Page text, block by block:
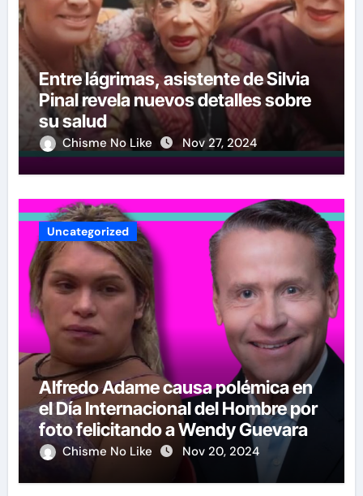
Entre lágrimas, asistente de Silvia
Pinal revela nuevos detalles sobre
su salud
Chisme No Like Nov 27, 2024
Uncategorized
Alfredo Adame causa polémica en
el Día Internacional del Hombre por
foto felicitando a Wendy Guevara
Chisme No Like Nov 20, 2024